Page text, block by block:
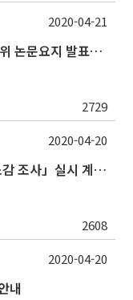
[내용추가] 2020학년도 1학기 박사학위 논문요지 발표회 안내
2729
2020-04-21
2020학년도 1학기「강의 중간 수강소감 조사」실시 계획 알림
2608
2020-04-20
내
2020-04-20